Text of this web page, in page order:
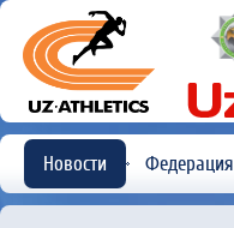
Новости Федерация